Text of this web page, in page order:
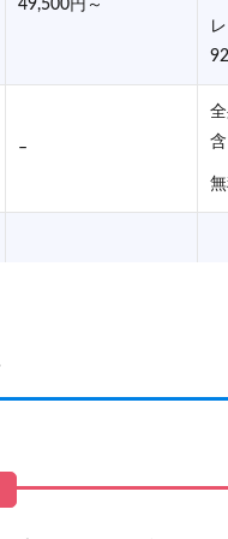
49,500円～
–
60～90分